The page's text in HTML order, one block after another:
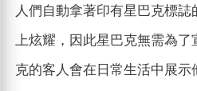
人們自動拿著印有星巴克標
上炫耀，因此星巴克無需為了
克的客人會在日常生活中展